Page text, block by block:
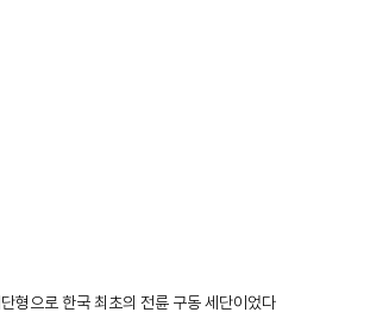
형으로 한국 최초의 전륜 구동 세단이었다